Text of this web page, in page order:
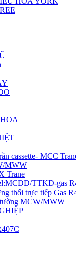
cassette- MCC
MWW
Trane
TTKD-gas
thổi trực tiếp Gas
MCW/MWW